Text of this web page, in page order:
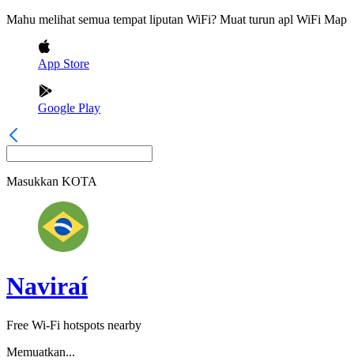
Mahu melihat semua tempat liputan WiFi? Muat turun apl WiFi Map
App Store
Google Play
Masukkan KOTA
Naviraí
Free Wi-Fi hotspots nearby
Memuatkan...